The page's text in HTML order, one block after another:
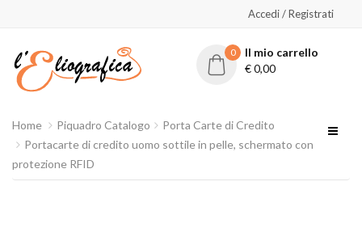
Accedi / Registrati
0
Il mio carrello
€0,00
Home Piquadro Catalogo
Porta Carte di Credito
Portacarte di credito uomo sottile in pelle, schermato con
protezione RFID